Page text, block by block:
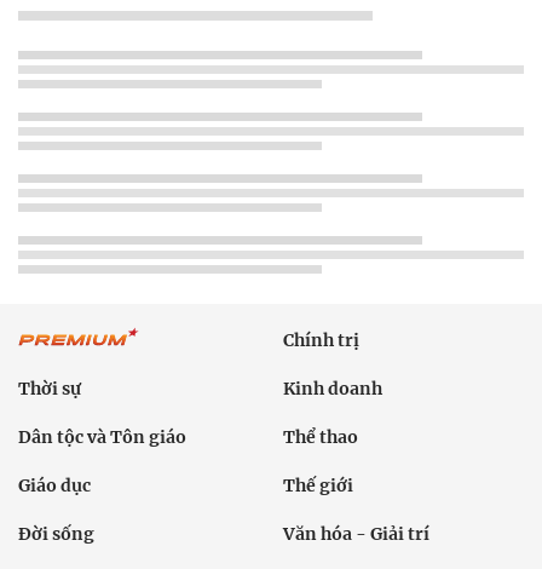
Chính trị
Thời sự Kinh doanh
Dân tộc và Tôn giáo Thể thao
Giáo dục Thế giới
Đời sống Văn hóa - Giải trí